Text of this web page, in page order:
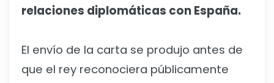
relaciones diplomáticas con España.
El envío de la carta se produjo antes de
que el rey reconociera públicamente